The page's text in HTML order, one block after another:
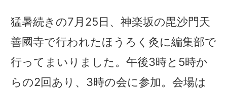
猛暑続きの7月25日、神楽坂の毘沙門天
善國寺で行われたほうろく灸に編集部で
行ってまいりました。午後3時と5時か
らの2回あり、3時の会に参加。会場は